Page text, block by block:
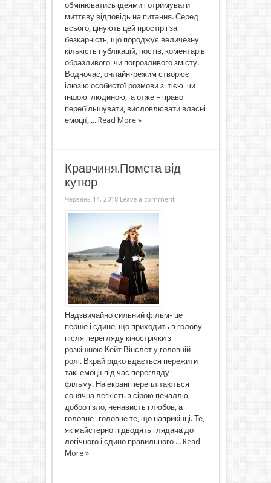
обмінюватись ідеями і отримувати
миттєву відповідь на питання. Серед
всього, цінують цей простір і за
безкарність, що породжує величезну
кількість публікацій, постів, коментарів
образливого чи погрозливого змісту.
Водночас, онлайн-режим створює
ілюзію особистої розмови з тією чи
іншою людиною, а отже – право
перебільшувати, висловлювати власні
емоції, ... Read More »
Кравчиня.Помста від
кутюр
Червень 14, 2018 Leave a comment
Надзвичайно сильний фільм- це
перше і єдине, що приходить в голову
після перегляду кінострічки з
розкішною Кейт Вінслет у головній
ролі. Вкрай рідко вдається пережити
такі емоції під час перегляду
фільму. На екрані переплітаються
сонячна легкість з сірою печаллю,
добро і зло, ненависть і любов, а
головне- головне те, що наприкінці. Те,
як майстерно підводять глядача до
логічного і єдино правильного ... Read
More »